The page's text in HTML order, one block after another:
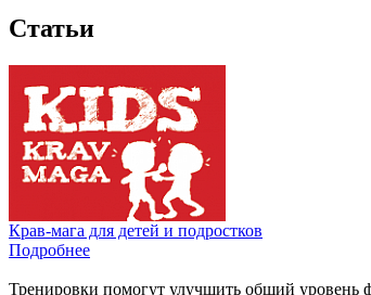
Статьи
Крав-мага для детей и подростков
Подробнее
Тренировки помогут улучшить общий уровень